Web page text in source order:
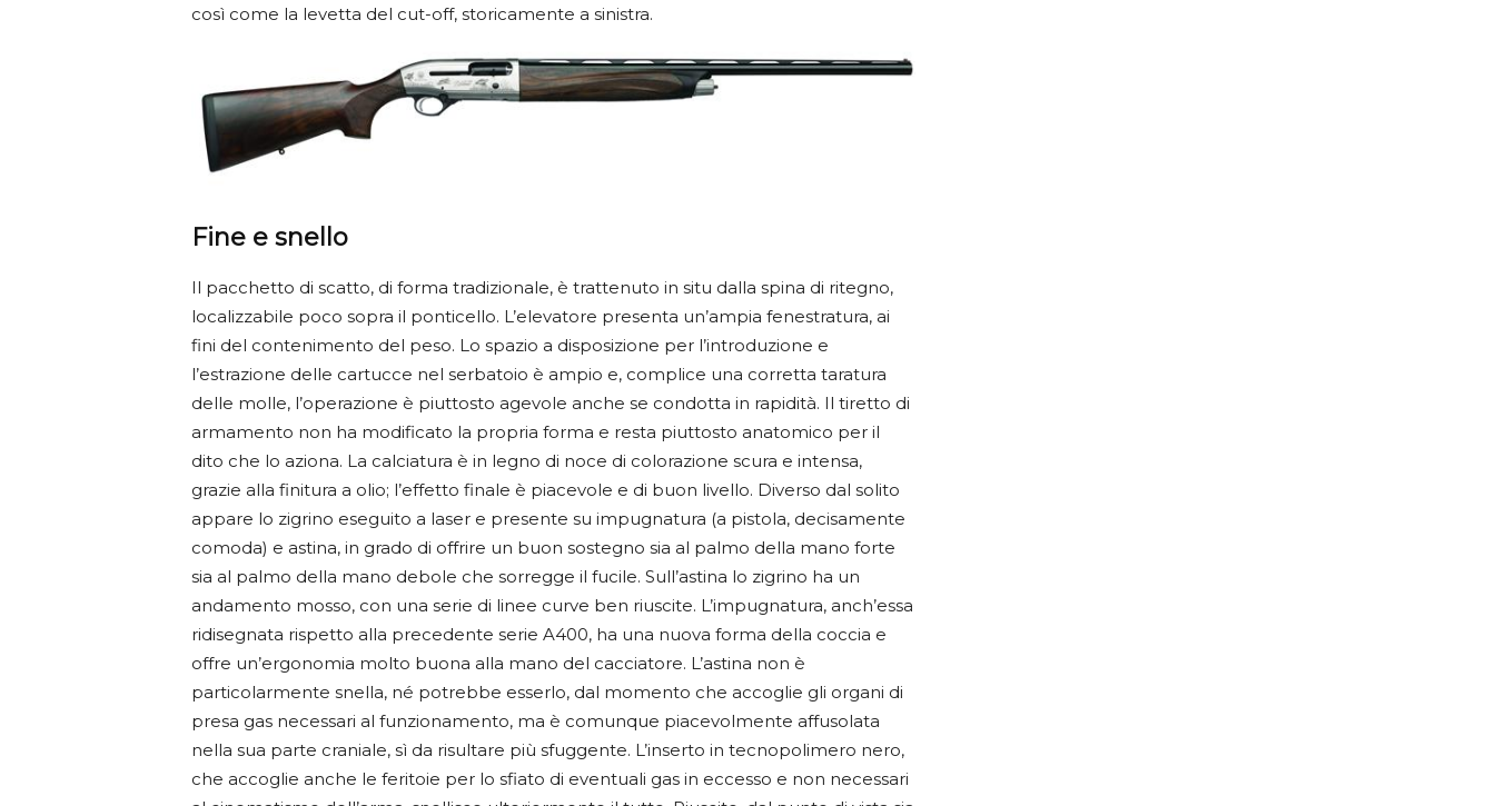
così come la levetta del cut-off, storicamente a sinistra.
Fine e snello
Il pacchetto di scatto, di forma tradizionale, è trattenuto in situ dalla spina di ritegno,
localizzabile poco sopra il ponticello. L’elevatore presenta un’ampia fenestratura, ai
fini del contenimento del peso. Lo spazio a disposizione per l’introduzione e
l’estrazione delle cartucce nel serbatoio è ampio e, complice una corretta taratura
delle molle, l’operazione è piuttosto agevole anche se condotta in rapidità. Il tiretto di
armamento non ha modificato la propria forma e resta piuttosto anatomico per il
dito che lo aziona. La calciatura è in legno di noce di colorazione scura e intensa,
grazie alla finitura a olio; l’effetto finale è piacevole e di buon livello. Diverso dal solito
appare lo zigrino eseguito a laser e presente su impugnatura (a pistola, decisamente
comoda) e astina, in grado di offrire un buon sostegno sia al palmo della mano forte
sia al palmo della mano debole che sorregge il fucile. Sull’astina lo zigrino ha un
andamento mosso, con una serie di linee curve ben riuscite. L’impugnatura, anch’essa
ridisegnata rispetto alla precedente serie A400, ha una nuova forma della coccia e
offre un’ergonomia molto buona alla mano del cacciatore. L’astina non è
particolarmente snella, né potrebbe esserlo, dal momento che accoglie gli organi di
presa gas necessari al funzionamento, ma è comunque piacevolmente affusolata
nella sua parte craniale, sì da risultare più sfuggente. L’inserto in tecnopolimero nero,
che accoglie anche le feritoie per lo sfiato di eventuali gas in eccesso e non necessari